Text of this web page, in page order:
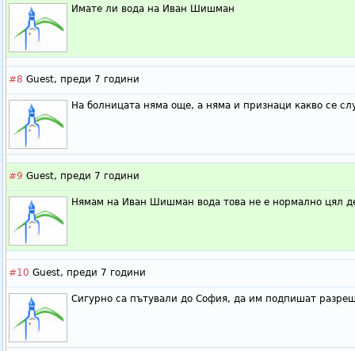
Имате ли вода на Иван Шишман
#8 Guest, преди 7 години
На болницата няма още, а няма и признаци какво се
#9 Guest, преди 7 години
Нямам на Иван Шишман вода това не е нормално цял
#10 Guest, преди 7 години
Сигурно са пътували до София, да им подпишат